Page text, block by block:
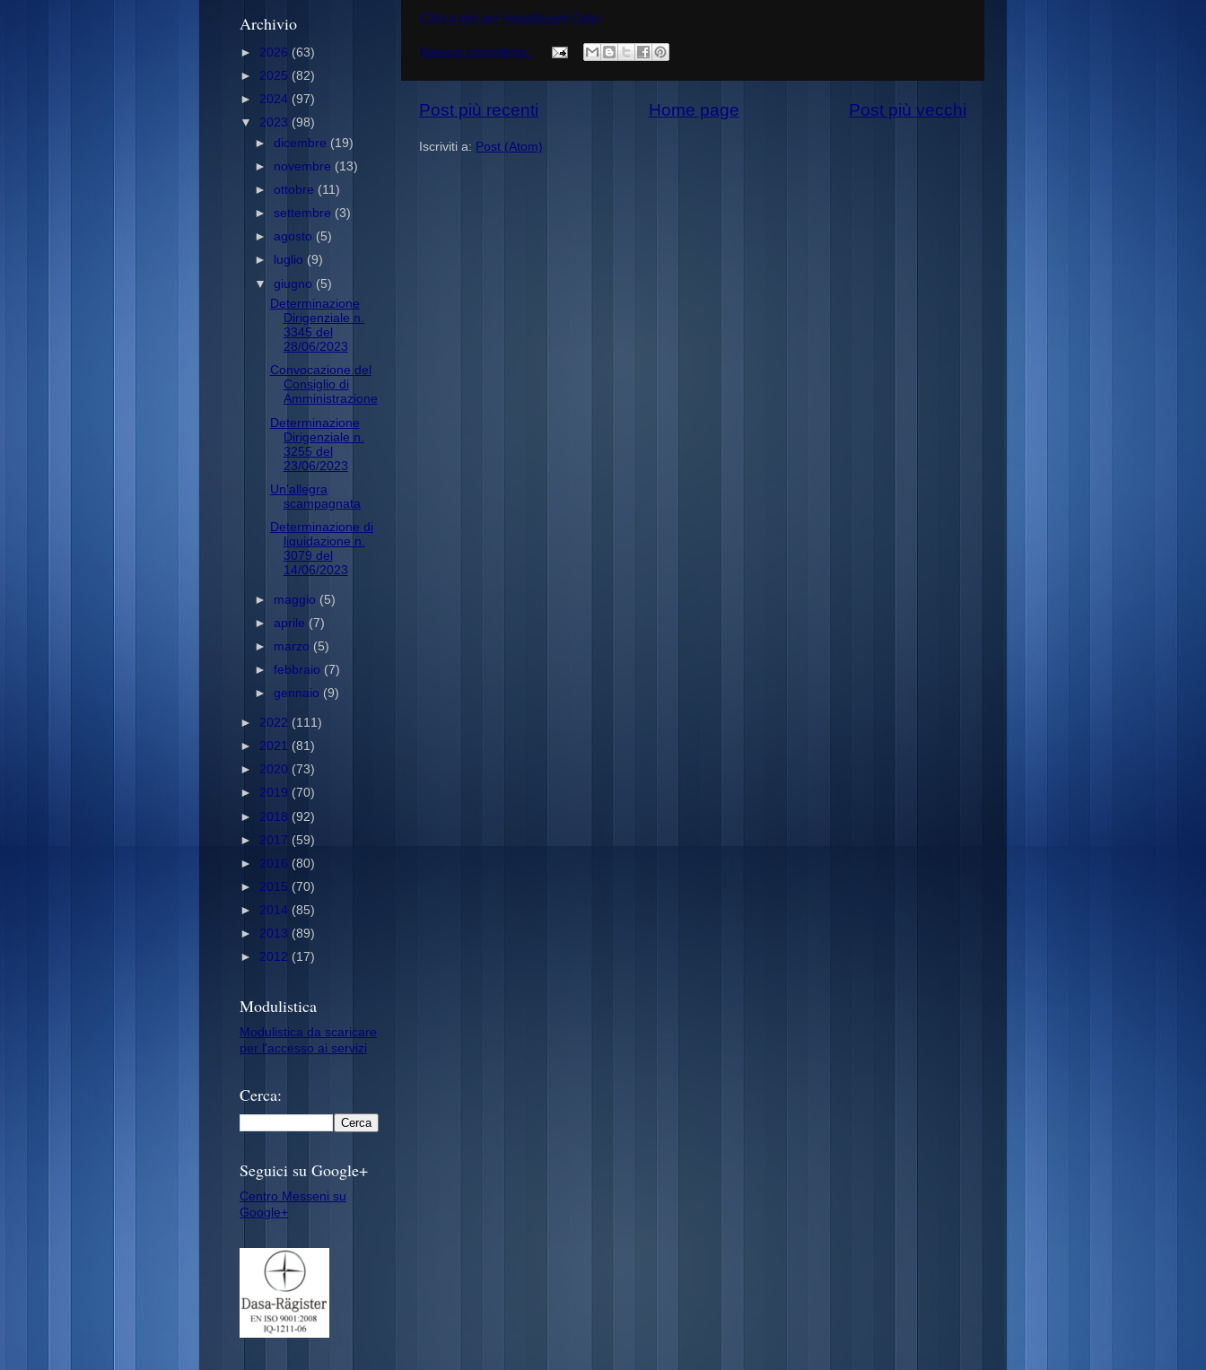
Clicca qui per visualizzare l'atto.
Nessun commento:
Post più recenti Post più vecchi
Home page
Iscriviti a: Post (Atom)
Archivio
► 2026 (63)
► 2025 (82)
► 2024 (97)
▼ 2023 (98)
► dicembre (19)
► novembre (13)
► ottobre (11)
►settembre (3)
► agosto (5)
►
luglio (9)
▼giugno (5)
Determinazione
Dirigenziale n.
3345 del
28/06/2023
Convocazione del
Consiglio di
Amministrazione
Determinazione
Dirigenziale n.
3255 del
23/06/2023
Un'allegra
scampagnata
Determinazione di
liquidazione n.
3079 del
14/06/2023
► maggio (5)
► aprile (7)
► marzo (5)
►febbraio (7)
► gennaio (9)
► 2022 (111)
► 2021 (81)
► 2020 (73)
► 2019 (70)
► 2018 (92)
► 2017 (59)
► 2016 (80)
► 2015 (70)
► 2014 (85)
► 2013 (89)
► 2012 (17)
Modulistica
Modulistica da scaricare
per l'accesso ai servizi
Cerca:
Seguici su Google+
Centro Messeni su
Google+